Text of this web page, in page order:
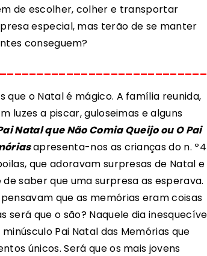
de escolher, colher e transportar
especial, mas terão de se manter
conseguem?
que o Natal é mágico. A família reunida,
luzes a piscar, guloseimas e alguns
Natal que Não Comia Queijo ou O Pai
apresenta-nos as crianças do n. º4
que adoravam surpresas de Natal e
saber que uma surpresa as esperava.
que as memórias eram coisas
será que o são? Naquele dia
Pai Natal das Memórias que
únicos. Será que os mais jovens